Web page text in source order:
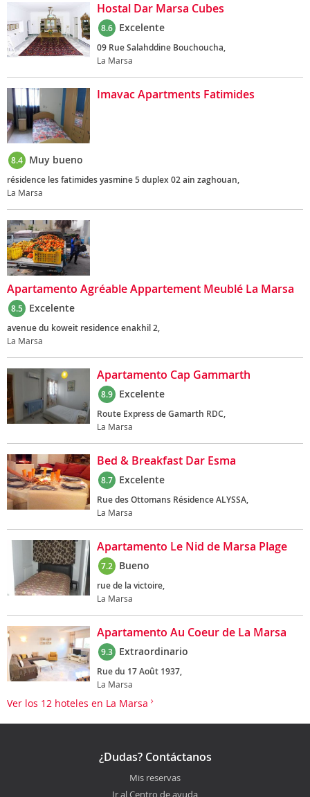
Hostal Dar Marsa Cubes
8.6 Excelente
09 Rue Salahddine Bouchoucha,
La Marsa
Imavac Apartments Fatimides
8.4 Muy bueno
résidence les fatimides yasmine 5 duplex 02 ain zaghouan,
La Marsa
Apartamento Agréable Appartement Meublé La Marsa
8.5 Excelente
avenue du koweit residence enakhil 2,
La Marsa
Apartamento Cap Gammarth
8.9 Excelente
Route Express de Gamarth RDC,
La Marsa
Bed & Breakfast Dar Esma
8.7 Excelente
Rue des Ottomans Résidence ALYSSA,
La Marsa
Apartamento Le Nid de Marsa Plage
7.2 Bueno
rue de la victoire,
La Marsa
Apartamento Au Coeur de La Marsa
9.3 Extraordinario
Rue du 17 Août 1937,
La Marsa
Ver los 12 hoteles en La Marsa
¿Dudas? Contáctanos
Mis reservas
Ir al Centro de ayuda